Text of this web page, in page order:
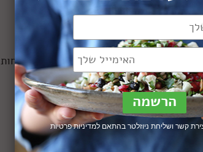
היה חצי האי ערב) הבינו שכאשר
– הוא נהיה קלוי, ומצטרפים אליו ריחות
נמצא בקפה הירוק הגולמי.
קשר ושליחת ניוזלטר בהתאם למדיניות פרטיות